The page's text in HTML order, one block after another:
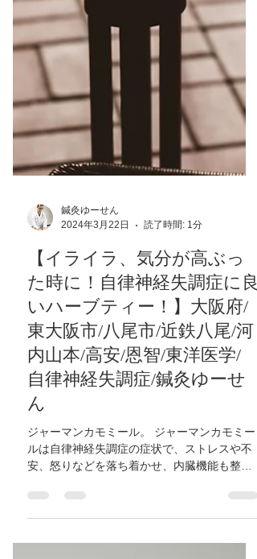
鍼灸ゆーせん
2024年3月22日
読了時間: 1分
【イライラ、気分が高ぶっ
た時に！自律神経失調症に良
いハーブティー！】大阪府/
東大阪市/八尾市/近鉄八尾/河
内山本/高安/恩智/東洋医学/
自律神経失調症/鍼灸ゆーせ
ん